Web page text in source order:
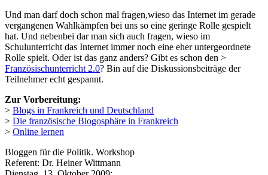
Und man darf doch schon mal fragen,wieso das Internet im gerade
vergangenen Wahlkämpfen bei uns so eine geringe Rolle gespielt
hat. Und nebenbei dar man sich auch fragen, wieso im
Schulunterricht das Internet immer noch eine eher untergeordnete
Rolle spielt. Oder ist das ganz anders? Gibt es schon den >
Französischunterricht 2.0? Bin auf die Diskussionsbeiträge der
Teilnehmer echt gespannt.
Zur Vorbereitung:
> Blogs in Frankreich und Deutschland
> Die französische Blogosphäre in Frankreich
> Online lernen
Bloggen für die Politik. Workshop
Referent: Dr. Heiner Wittmann